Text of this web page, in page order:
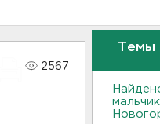
2567
Темы